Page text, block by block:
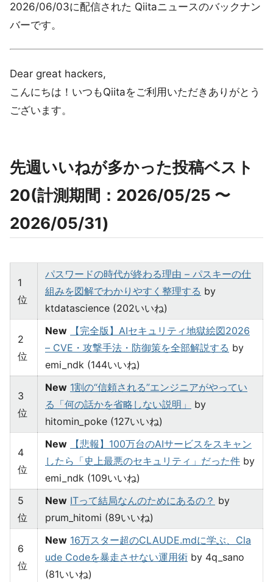
2026/06/03に配信された Qiitaニュースのバックナン
バーです。
Dear great hackers,
こんにちは！いつもQiitaをご利用いただきありがとう
ございます。
先週いいねが多かった投稿ベスト
20(計測期間：2026/05/25 〜
2026/05/31)
1
位
パスワードの時代が終わる理由 – パスキーの仕
組みを図解でわかりやすく整理する by
ktdatascience (202いいね)
2
位
New
【完全版】AIセキュリティ地獄絵図2026
– CVE・攻撃手法・防御策を全部解説する by
emi_ndk (144いいね)
3
位
New 1割の“信頼される”エンジニアがやってい
る「何の話かを省略しない説明」
by
hitomin_poke (127いいね)
4
位
New
【悲報】100万台のAIサービスをスキャン
したら「史上最悪のセキュリティ」だった件 by
emi_ndk (109いいね)
5
位
New ITって結局なんのためにあるの？ by
prum_hitomi (89いいね)
6
位
New 16万スター超のCLAUDE.mdに学ぶ、Cla
ude Codeを暴走させない運用術 by 4q_sano
(81いいね)